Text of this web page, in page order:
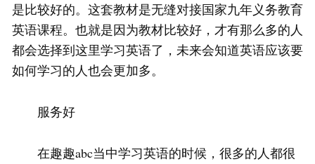
是比较好的。这套教材是无缝对接国家九年义务教育
英语课程。也就是因为教材比较好，才有那么多的人
都会选择到这里学习英语了，未来会知道英语应该要
如何学习的人也会更加多。
服务好
在趣趣abc当中学习英语的时候，很多的人都很